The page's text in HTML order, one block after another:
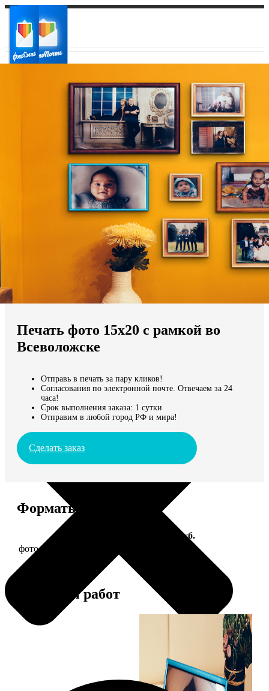
Ваш регион доставки
Выберите из списка:
Мы доставляем по всему миру
Продолжить без города
Печать фото 15х20 с рамкой во
Всеволожске
Отправь в печать за пару кликов!
Согласования по электронной почте. Отвечаем за 24
часа!
Срок выполнения заказа: 1 сутки
Отправим в любой город РФ и мира!
Сделать заказ
Форматы и цены
Цена, руб.
фото 15х20 в деревянной рамке
Примеры работ